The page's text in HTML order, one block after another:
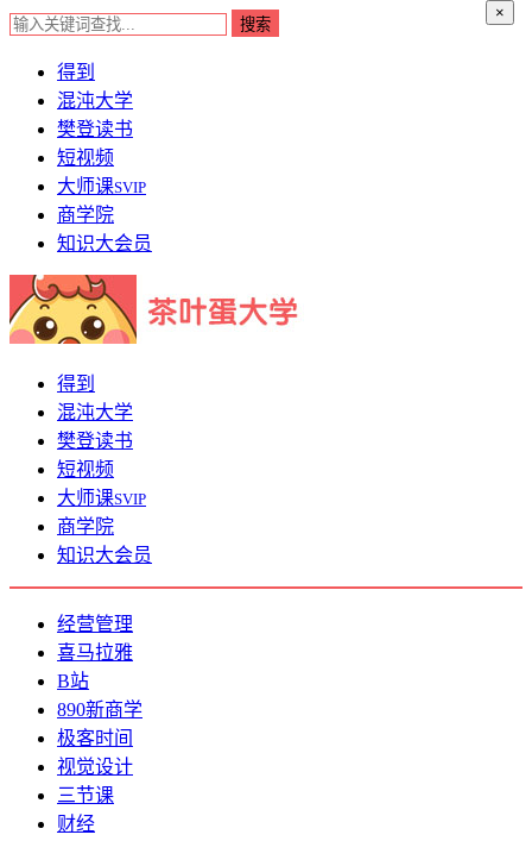
×
得到
混沌大学
樊登读书
短视频
大师课SVIP
商学院
知识大会员
得到
混沌大学
樊登读书
短视频
大师课SVIP
商学院
知识大会员
经营管理
喜马拉雅
B站
890新商学
极客时间
视觉设计
三节课
财经